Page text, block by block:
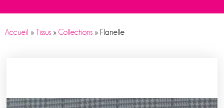
Accueil » Tissus » Collections » Flanelle